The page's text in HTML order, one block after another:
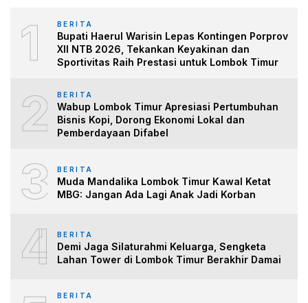
1 BERITA
Bupati Haerul Warisin Lepas Kontingen Porprov
XII NTB 2026, Tekankan Keyakinan dan
Sportivitas Raih Prestasi untuk Lombok Timur
2 BERITA
Wabup Lombok Timur Apresiasi Pertumbuhan
Bisnis Kopi, Dorong Ekonomi Lokal dan
Pemberdayaan Difabel
3 BERITA
Muda Mandalika Lombok Timur Kawal Ketat
MBG: Jangan Ada Lagi Anak Jadi Korban
4 BERITA
Demi Jaga Silaturahmi Keluarga, Sengketa
Lahan Tower di Lombok Timur Berakhir Damai
BERITA